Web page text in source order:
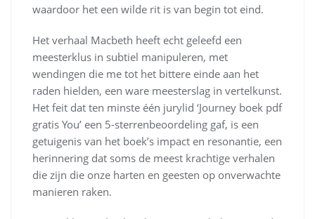
waardoor het een wilde rit is van begin tot eind.
Het verhaal Macbeth heeft echt geleefd een
meesterklus in subtiel manipuleren, met
wendingen die me tot het bittere einde aan het
raden hielden, een ware meesterslag in vertelkunst.
Het feit dat ten minste één jurylid ‘Journey boek pdf
gratis You’ een 5-sterrenbeoordeling gaf, is een
getuigenis van het boek’s impact en resonantie, een
herinnering dat soms de meest krachtige verhalen
die zijn die onze harten en geesten op onverwachte
manieren raken.